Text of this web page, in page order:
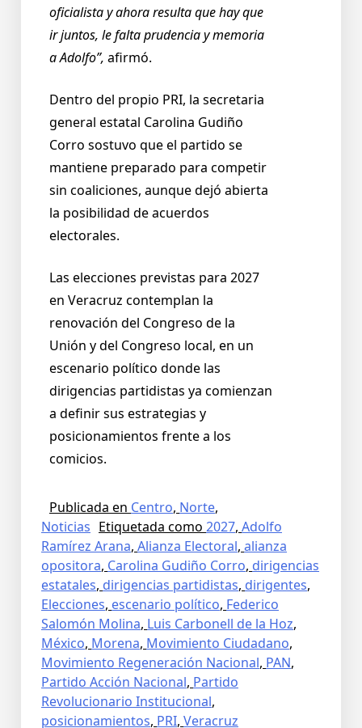
oficialista y ahora resulta que hay que
ir juntos, le falta prudencia y memoria
a Adolfo”, afirmó.
Dentro del propio PRI, la secretaria
general estatal Carolina Gudiño
Corro sostuvo que el partido se
mantiene preparado para competir
sin coaliciones, aunque dejó abierta
la posibilidad de acuerdos
electorales.
Las elecciones previstas para 2027
en Veracruz contemplan la
renovación del Congreso de la
Unión y del Congreso local, en un
escenario político donde las
dirigencias partidistas ya comienzan
a definir sus estrategias y
posicionamientos frente a los
comicios.
Publicada en Centro, Norte,
Noticias Etiquetada como 2027, Adolfo
Ramírez Arana, Alianza Electoral, alianza
opositora, Carolina Gudiño Corro, dirigencias
estatales, dirigencias partidistas, dirigentes,
Elecciones, escenario político, Federico
Salomón Molina, Luis Carbonell de la Hoz,
México, Morena, Movimiento Ciudadano,
Movimiento Regeneración Nacional, PAN,
Partido Acción Nacional, Partido
Revolucionario Institucional,
posicionamientos, PRI, Veracruz